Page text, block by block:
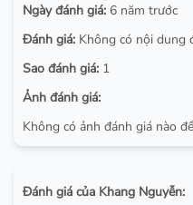
Ngày đánh giá: 6 năm trước
Đánh giá: Không có nội dung
Sao đánh giá: 1
Ảnh đánh giá:
Không có ảnh đánh giá nào
Đánh giá của Khang Nguyễn: